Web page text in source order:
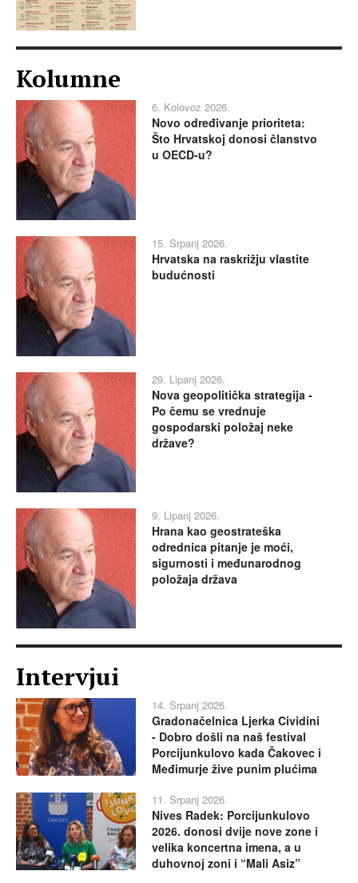
Kolumne
6. Kolovoz 2026.
Novo određivanje prioriteta:
Što Hrvatskoj donosi članstvo
u OECD-u?
15. Srpanj 2026.
Hrvatska na raskrižju vlastite
budućnosti
29. Lipanj 2026.
Nova geopolitička strategija -
Po čemu se vrednuje
gospodarski položaj neke
države?
9. Lipanj 2026.
Hrana kao geostrateška
odrednica pitanje je moći,
sigurnosti i međunarodnog
položaja država
Intervjui
14. Srpanj 2026.
Gradonačelnica Ljerka Cividini
- Dobro došli na naš festival
Porcijunkulovo kada Čakovec i
Međimurje žive punim plućima
11. Srpanj 2026.
Nives Radek: Porcijunkulovo
2026. donosi dvije nove zone i
velika koncertna imena, a u
duhovnoj zoni i “Mali Asiz”